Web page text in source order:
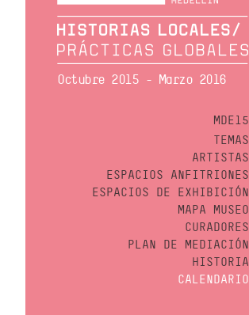
Octubre 2015 - Marzo 2016
MDE15
TEMAS
ARTISTAS
ESPACIOS ANFITRIONES
ESPACIOS DE EXHIBICIÓN
MAPA MUSEO
CURADORES
PLAN DE MEDIACIÓN
HISTORIA
CALENDARIO